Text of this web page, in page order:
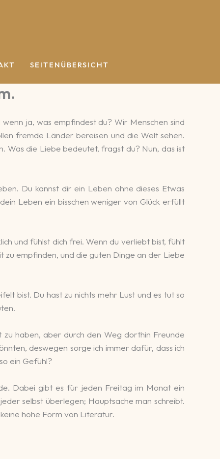
SEITENÜBERSICHT
ja, was empfindest du? Wir Menschen sind
fremde Länder bereisen und die Welt sehen.
Was die Liebe bedeutet, fragst du? Nun, das ist
Du kannst dir ein Leben ohne dieses Etwas
Leben ein bisschen weniger von Glück erfüllt
und fühlst dich frei. Wenn du verliebt bist, fühlt
zu empfinden, und die guten Dinge an der Liebe
bist. Du hast zu nichts mehr Lust und es tut so
zu haben, aber durch den Weg dorthin Freunde
deswegen sorge ich immer dafür, dass ich
ein Gefühl?
Dabei gibt es für jeden Freitag im Monat ein
selbst überlegen; Hauptsache man schreibt.
hohe Form von Literatur.